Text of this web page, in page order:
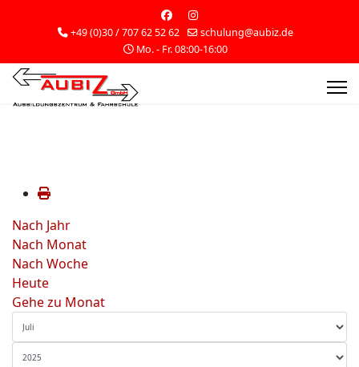
+49 (0)30 / 707 62 52 62
schulung@aubiz.de
Mo. - Fr. 08:00-16:00
Nach Jahr
Nach Monat
Nach Woche
Heute
Gehe zu Monat